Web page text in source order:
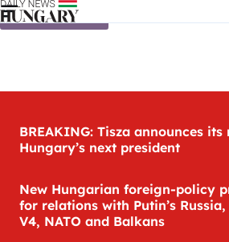
Skip to content
BREAKING: Tisza announces
Hungary’s next president
New Hungarian foreign-policy
for relations with Putin’s Russia,
V4, NATO and Balkans